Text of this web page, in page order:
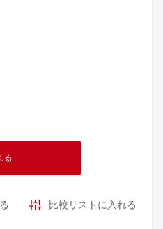
る
比較リストに入れる